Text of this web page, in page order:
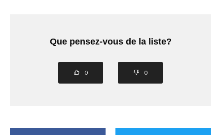
Que pensez-vous de la liste?
0 0